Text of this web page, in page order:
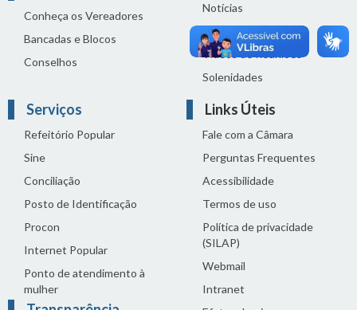
Conheça os Vereadores
Bancadas e Blocos
Conselhos
Notícias
Sala de Imprensa
Vídeos de Reuniões
Solenidades
Serviços
Refeitório Popular
Sine
Conciliação
Posto de Identificação
Procon
Internet Popular
Ponto de atendimento à
mulher
Links Úteis
Fale com a Câmara
Perguntas Frequentes
Acessibilidade
Termos de uso
Política de privacidade
(SILAP)
Webmail
Intranet